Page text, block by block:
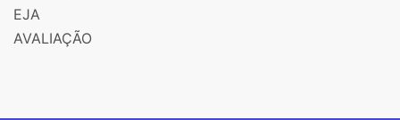
EJA
AVALIAÇÃO